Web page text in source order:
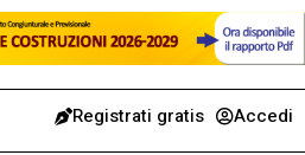
Registrati gratis Accedi